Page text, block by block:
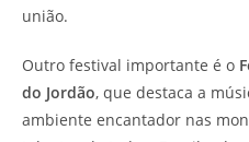
união.
Outro festival importante é o
do Jordão, que destaca a
ambiente encantador nas